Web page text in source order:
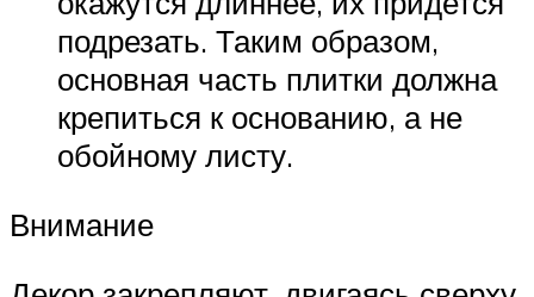
подрезать. Таким образом,
основная часть плитки должна
крепиться к основанию, а не
обойному листу.
Внимание